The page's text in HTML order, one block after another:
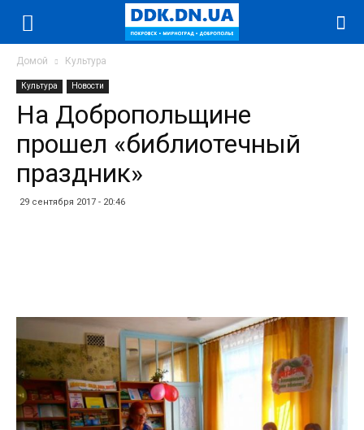
Домой Культура
Культура Новости
На Добропольщине
прошел «библиотечный
праздник»
29 сентября 2017 - 20:46